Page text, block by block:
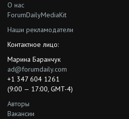
О нас
ForumDailyMediaKit
Наши рекламодатели
Контактное лицо:
Марина Баранчук
ad@forumdaily.com
+1 347 604 1261
(9:00 — 17:00, GMT-4)
Авторы
Вакансии